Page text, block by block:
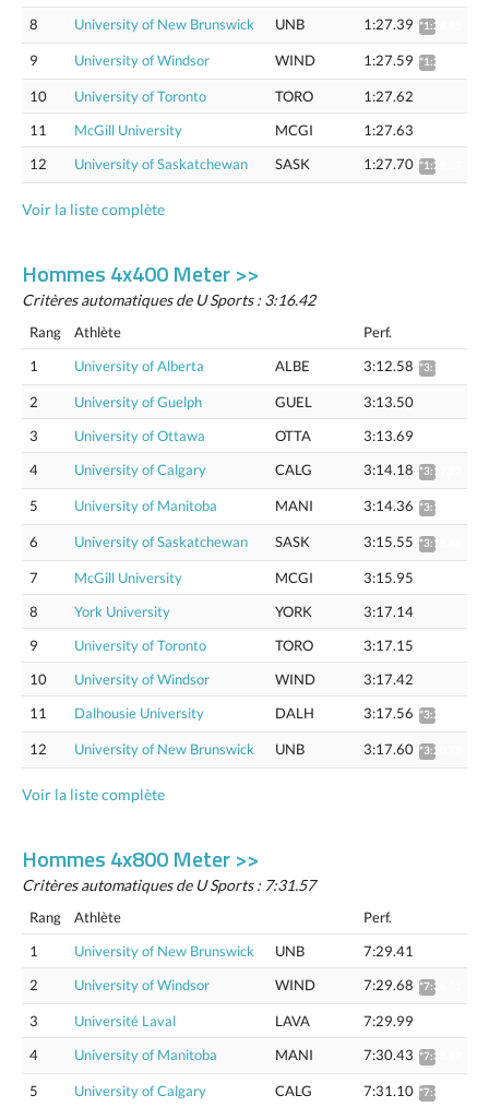
8 University of New Brunswick UNB 1:27.39 *1:28.95
9 University of Windsor WIND 1:27.59 *1:29.16
10 University of Toronto TORO
1:27.62
11
McGill University MCGI
1:27.63
12
University of Saskatchewan SASK 1:27.70 *1:29.27
Voir la liste complète
Hommes 4x400 Meter >>
Critères automatiques de U Sports : 3:16.42
Rang Athlète
Perf.
1
University of Alberta ALBE 3:12.58 *3:15.65
2 University of Guelph GUEL
3:13.50
3
University of Ottawa OTTA
3:13.69
4
University of Calgary CALG 3:14.18 *3:17.27
5 University of Manitoba MANI 3:14.36 *3:17.46
6 University of Saskatchewan SASK 3:15.55 *3:18.66
7 McGill University MCGI
3:15.95
8
York University YORK
3:17.14
9
University of Toronto TORO
3:17.15
10
University of Windsor WIND
3:17.42
11
Dalhousie University DALH 3:17.56 *3:20.71
12 University of New Brunswick UNB 3:17.60 *3:20.75
Voir la liste complète
Hommes 4x800 Meter >>
Critères automatiques de U Sports : 7:31.57
Rang Athlète
Perf.
1
University of New Brunswick UNB
7:29.41
2
University of Windsor WIND 7:29.68 *7:36.11
3 Université Laval LAVA
7:29.99
4
University of Manitoba MANI 7:30.43 *7:36.87
5 University of Calgary CALG 7:31.10 *7:37.55